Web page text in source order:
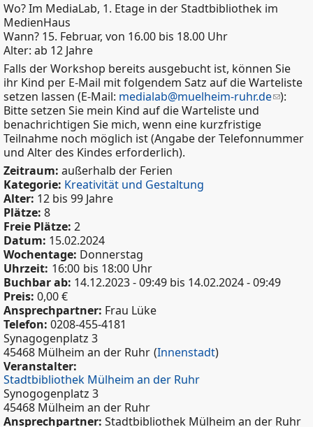
Wo? Im MediaLab, 1. Etage in der Stadtbibliothek im
MedienHaus
Wann? 15. Februar, von 16.00 bis 18.00 Uhr
Alter: ab 12 Jahre
Falls der Workshop bereits ausgebucht ist, können Sie
ihr Kind per E-Mail mit folgendem Satz auf die Warteliste
setzen lassen (E-Mail: medialab@muelheim-ruhr.de ):
Bitte setzen Sie mein Kind auf die Warteliste und
benachrichtigen Sie mich, wenn eine kurzfristige
Teilnahme noch möglich ist (Angabe der Telefonnummer
und Alter des Kindes erforderlich).
Zeitraum: außerhalb der Ferien
Kategorie: Kreativität und Gestaltung
Alter: 12 bis 99 Jahre
Plätze: 8
Freie Plätze: 2
Datum: 15.02.2024
Wochentage: Donnerstag
Uhrzeit: 16:00 bis 18:00 Uhr
Buchbar ab: 14.12.2023 - 09:49 bis 14.02.2024 - 09:49
Preis: 0,00 €
Ansprechpartner: Frau Lüke
Telefon: 0208-455-4181
Synagogenplatz 3
45468 Mülheim an der Ruhr (Innenstadt)
Veranstalter:
Stadtbibliothek Mülheim an der Ruhr
Synogogenplatz 3
45468 Mülheim an der Ruhr
Ansprechpartner: Stadtbibliothek Mülheim an der Ruhr